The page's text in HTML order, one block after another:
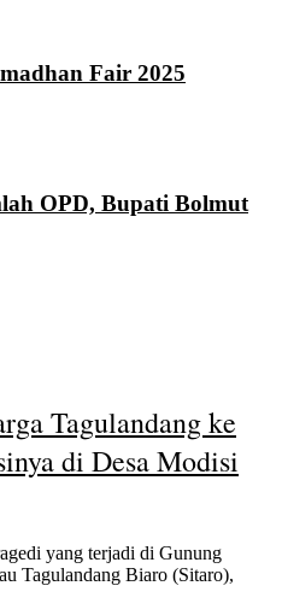
Fair 2025
OPD, Bupati Bolmut
Tagulandang ke
di Desa Modisi
yang terjadi di Gunung
Tagulandang Biaro (Sitaro),